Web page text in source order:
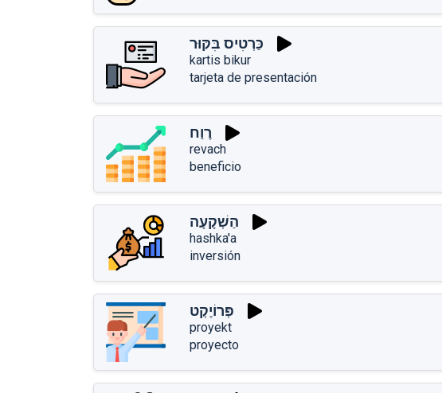
כַּרְטִיס בִּקּוּר
kartis bikur
tarjeta de presentación
רֶוַח
revach
beneficio
הַשְׁקָעָה
hashka'a
inversión
פְּרוֹיֶקְט
proyekt
proyecto